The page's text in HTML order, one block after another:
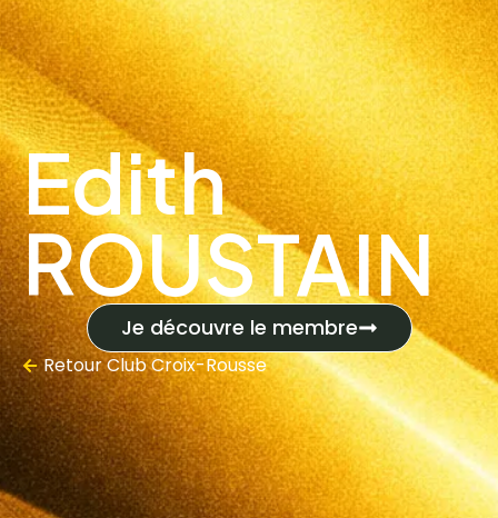
Edith
ROUSTAIN
Je découvre le membre
RetourClub Croix-Rousse